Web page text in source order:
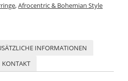
,Afrocentric & Bohemian Style
INFORMATIONEN
KONTAKT